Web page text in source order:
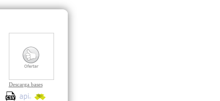
Descarga bases